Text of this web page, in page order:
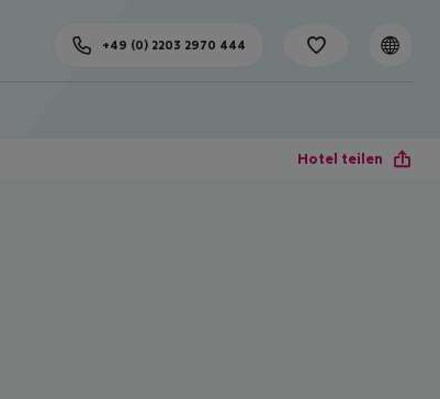
+49 (0) 2203 2970 444
Hotel teilen